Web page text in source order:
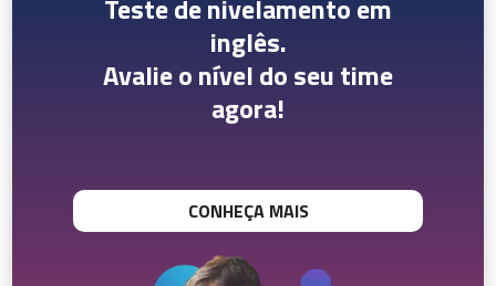
Teste de nivelamento em
inglês.
Avalie o nível do seu time
agora!
CONHEÇA MAIS